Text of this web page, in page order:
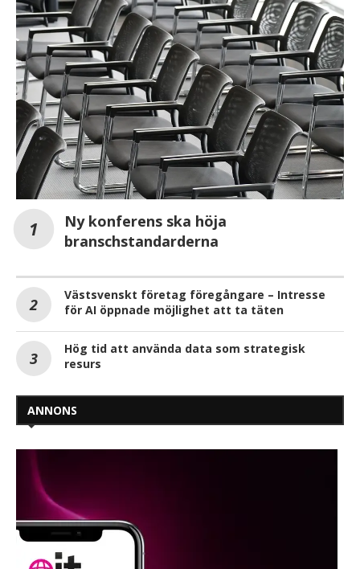
Ny konferens ska höja
branschstandarderna
Västsvenskt företag föregångare – Intresse
för AI öppnade möjlighet att ta täten
Hög tid att använda data som strategisk
resurs
ANNONS